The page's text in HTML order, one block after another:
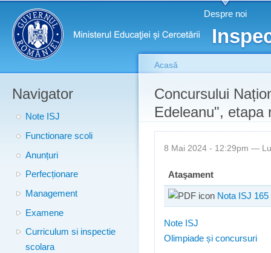
Meniu principal Despre noi
Navigator
Note ISJ
Functionare scoli
Anunțuri
Perfecționare
Management
Examene
Curriculum si inspectie
scolara
Eşti aici
Acasă
Concursului
Edeleanu", etapa
8 Mai 2024 - 12:29pm —
Ataşament
Nota ISJ
Note ISJ
Olimpiade și concursuri